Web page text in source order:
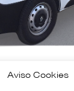
Aviso Cookies